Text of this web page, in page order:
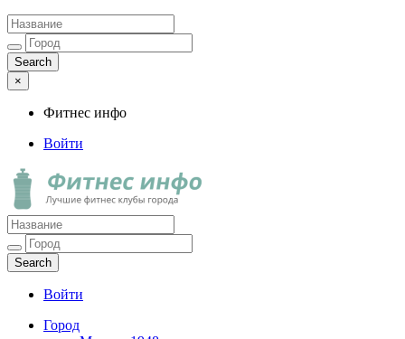
×
Фитнес инфо
Войти
Фитнес инфо
Лучшие фитнес клубы города
Войти
Город